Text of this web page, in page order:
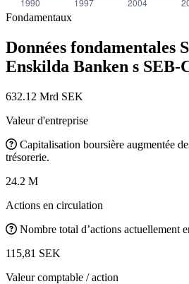
Fondamentaux
Données fondamentales
Enskilda Banken s SEB-
632.12 Mrd SEK
Valeur d'entreprise
Capitalisation boursière augmentée
trésorerie.
24.2 M
Actions en circulation
Nombre total d’actions actuellement
115,81 SEK
Valeur comptable / action